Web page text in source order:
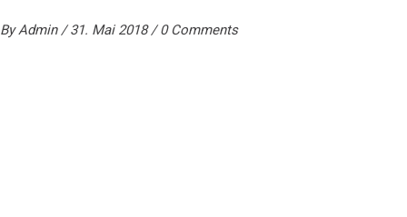
ByAdmin 31. Mai 2018 0 Comments